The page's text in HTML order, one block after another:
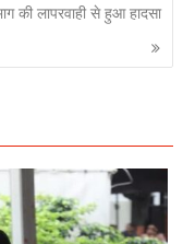
की लापरवाही से हुआ हादसा